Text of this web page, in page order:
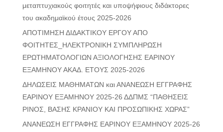
μεταπτυχιακούς φοιτητές και υποψήφιους διδάκτορες
του ακαδημαϊκού έτους 2025-2026
ΑΠΟΤΙΜΗΣΗ ΔΙΔΑΚΤΙΚΟΥ ΕΡΓΟΥ ΑΠΟ
ΦΟΙΤΗΤΕΣ_ΗΛΕΚΤΡΟΝΙΚΗ ΣΥΜΠΛΗΡΩΣΗ
ΕΡΩΤΗΜΑΤΟΛΟΓΙΩΝ ΑΞΙΟΛΟΓΗΣΗΣ ΕΑΡΙΝΟΥ
ΕΞΑΜΗΝΟΥ ΑΚΑΔ. ΕΤΟΥΣ 2025-2026
ΔΗΛΩΣΕΙΣ ΜΑΘΗΜΑΤΩΝ και ΑΝΑΝΕΩΣΗ ΕΓΓΡΑΦΗΣ
ΕΑΡΙΝΟΥ ΕΞΑΜΗΝΟΥ 2025-26 ΔΔΠΜΣ “ΠΑΘΗΣΕΙΣ
ΡΙΝΟΣ, ΒΑΣΗΣ ΚΡΑΝΙΟΥ ΚΑΙ ΠΡΟΣΩΠΙΚΗΣ ΧΩΡΑΣ”
ΑΝΑΝΕΩΣΗ ΕΓΓΡΑΦΗΣ ΕAΡΙΝΟΥ ΕΞΑΜΗΝΟΥ 2025-26